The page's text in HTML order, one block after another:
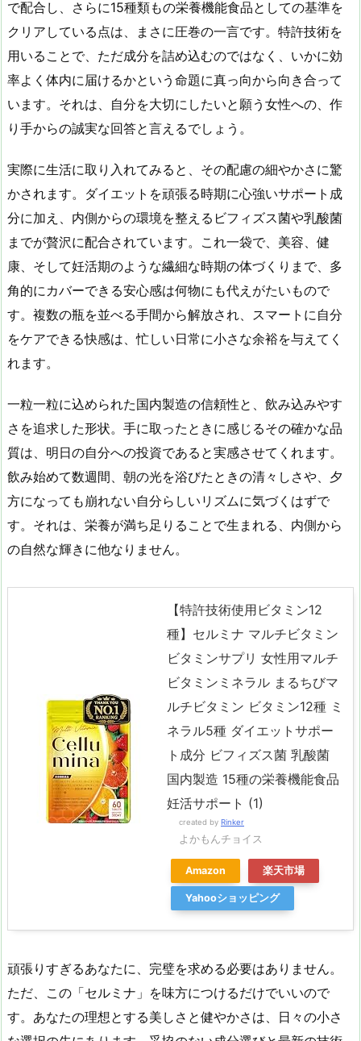
で配合し、さらに15種類もの栄養機能食品としての基準を
クリアしている点は、まさに圧巻の一言です。特許技術を
用いることで、ただ成分を詰め込むのではなく、いかに効
率よく体内に届けるかという命題に真っ向から向き合って
います。それは、自分を大切にしたいと願う女性への、作
り手からの誠実な回答と言えるでしょう。
実際に生活に取り入れてみると、その配慮の細やかさに驚
かされます。ダイエットを頑張る時期に心強いサポート成
分に加え、内側からの環境を整えるビフィズス菌や乳酸菌
までが贅沢に配合されています。これ一袋で、美容、健
康、そして妊活期のような繊細な時期の体づくりまで、多
角的にカバーできる安心感は何物にも代えがたいもので
す。複数の瓶を並べる手間から解放され、スマートに自分
をケアできる快感は、忙しい日常に小さな余裕を与えてく
れます。
一粒一粒に込められた国内製造の信頼性と、飲み込みやす
さを追求した形状。手に取ったときに感じるその確かな品
質は、明日の自分への投資であると実感させてくれます。
飲み始めて数週間、朝の光を浴びたときの清々しさや、夕
方になっても崩れない自分らしいリズムに気づくはずで
す。それは、栄養が満ち足りることで生まれる、内側から
の自然な輝きに他なりません。
【特許技術使用ビタミン12
種】セルミナ マルチビタミン
ビタミンサプリ 女性用マルチ
ビタミンミネラル まるちびマ
ルチビタミン ビタミン12種 ミ
ネラル5種 ダイエットサポー
ト成分 ビフィズス菌 乳酸菌
国内製造 15種の栄養機能食品
妊活サポート (1)
created by Rinker
よかもんチョイス
Amazon 楽天市場
Yahooショッピング
頑張りすぎるあなたに、完璧を求める必要はありません。
ただ、この「セルミナ」を味方につけるだけでいいので
す。あなたの理想とする美しさと健やかさは、日々の小さ